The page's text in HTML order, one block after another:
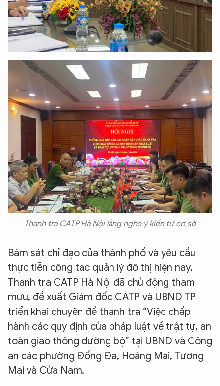
Thanh tra CATP Hà Nội lắng nghe ý kiến từ cơ sở
Bám sát chỉ đạo của thành phố và yêu cầu
thực tiễn công tác quản lý đô thị hiện nay,
Thanh tra CATP Hà Nội đã chủ động tham
mưu, đề xuất Giám đốc CATP và UBND TP
triển khai chuyên đề thanh tra “Việc chấp
hành các quy định của pháp luật về trật tự, an
toàn giao thông đường bộ” tại UBND và Công
an các phường Đống Đa, Hoàng Mai, Tương
Mai và Cửa Nam.